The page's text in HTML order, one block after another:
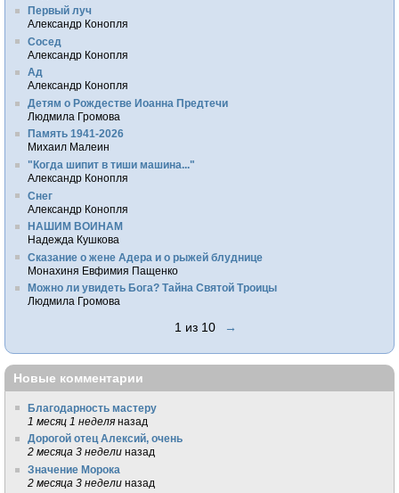
Первый луч
Александр Конопля
Сосед
Александр Конопля
Ад
Александр Конопля
Детям о Рождестве Иоанна Предтечи
Людмила Громова
Память 1941-2026
Михаил Малеин
"Когда шипит в тиши машина..."
Александр Конопля
Снег
Александр Конопля
НАШИМ ВОИНАМ
Надежда Кушкова
Сказание о жене Адера и о рыжей блуднице
Монахиня Евфимия Пащенко
Можно ли увидеть Бога? Тайна Святой Троицы
Людмила Громова
1 из 10 →
Новые комментарии
Благодарность мастеру
1 месяц 1 неделя назад
Дорогой отец Алексий, очень
2 месяца 3 недели назад
Значение Морока
2 месяца 3 недели назад